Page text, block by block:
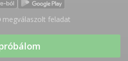
megválaszolt feladat